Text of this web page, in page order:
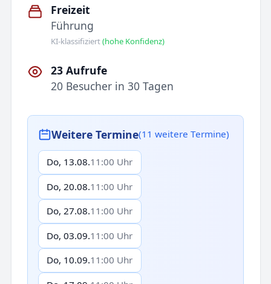
Freizeit
Führung
KI-klassifiziert(hohe Konfidenz)
23 Aufrufe
20 Besucher in 30 Tagen
Weitere Termine(11 weitere Termine)
Do, 13.08.11:00 Uhr
Do, 20.08.11:00 Uhr
Do, 27.08.11:00 Uhr
Do, 03.09.11:00 Uhr
Do, 10.09.11:00 Uhr